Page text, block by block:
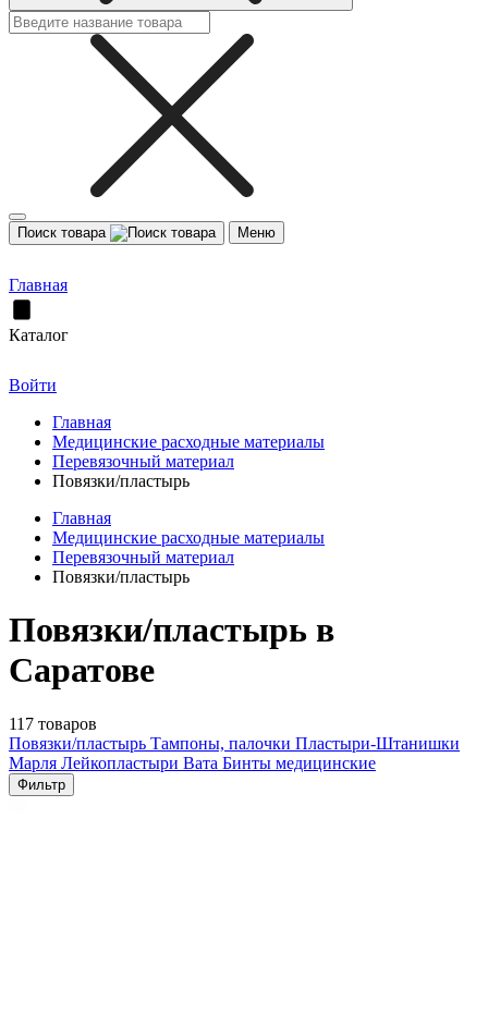
Поиск товара Меню
Главная
Каталог
Войти
Главная
Медицинские расходные материалы
Перевязочный материал
Повязки/пластырь
Главная
Медицинские расходные материалы
Перевязочный материал
Повязки/пластырь
Повязки/пластырь в
Саратове
117 товаров
Повязки/пластырь Тампоны, палочки Пластыри-Штанишки
Марля Лейкопластыри Вата Бинты медицинские
Фильтр